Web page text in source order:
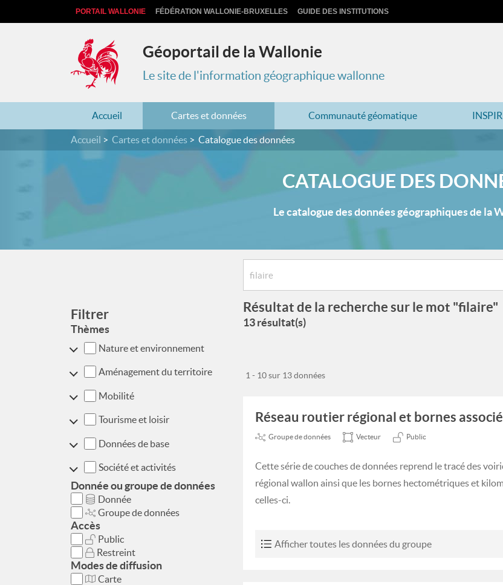
PORTAIL WALLONIE FÉDÉRATION WALLONIE-BRUXELLES GUIDE DES INSTITUTIONS
Géoportail de la Wallonie
Le site de l'information géographique wallonne
Accueil Cartes et données Communauté géomatique
Accueil Cartes et données Catalogue des données
CATALOGUE DES
Le catalogue des données géographiques de la
Filtrer
Thèmes
Nature et environnement
Aménagement du territoire
Mobilité
Tourisme et loisir
Données de base
Société et activités
Donnée ou groupe de données
Donnée
Groupe de données
Accès
Public
Restreint
Modes de diffusion
Carte
Résultat de la recherche sur le mot "filaire"
13 résultat(s)
1 - 10 sur 13 données
Réseau routier régional et bornes
Groupe de données Vecteur Public
Cette série de couches de données reprend le tracé des
régional wallon ainsi que les bornes hectométriques et
celles-ci.
Afficher toutes les données du groupe